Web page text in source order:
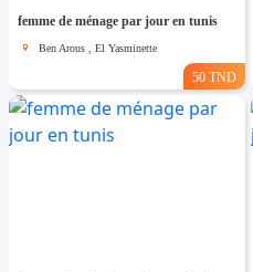
femme de ménage par jour en tunis
Ben Arous , El Yasminette
50 TND